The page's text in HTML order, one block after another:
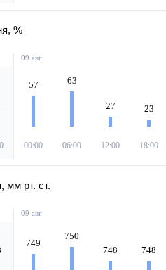
%
09 авг
57
00:00
63
06:00
27
12:00
23
18:00
рт. ст.
09 авг
749
750
748 748